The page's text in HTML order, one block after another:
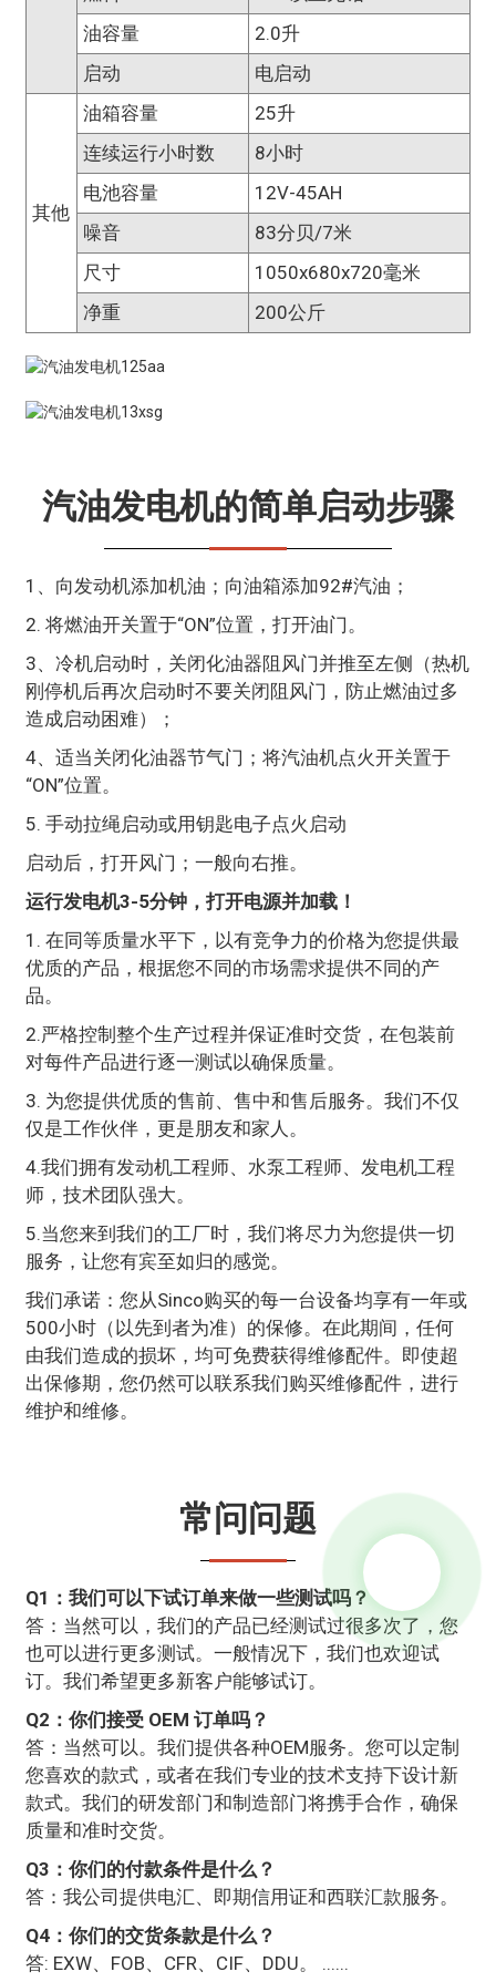
油容量
2.0升
启动
电启动
其他
油箱容量
25升
连续运行小时数
8小时
电池容量
12V-45AH
噪音
83分贝/7米
尺寸
1050x680x720毫米
净重
200公斤
汽油发电机的简单启动步骤
1、向发动机添加机油；向油箱添加92#汽油；
2. 将燃油开关置于“ON”位置，打开油门。
3、冷机启动时，关闭化油器阻风门并推至左侧（热机
刚停机后再次启动时不要关闭阻风门，防止燃油过多
造成启动困难）；
4、适当关闭化油器节气门；将汽油机点火开关置于
“ON”位置。
5. 手动拉绳启动或用钥匙电子点火启动
启动后，打开风门；一般向右推。
运行发电机3-5分钟，打开电源并加载！
1. 在同等质量水平下，以有竞争力的价格为您提供最
优质的产品，根据您不同的市场需求提供不同的产
品。
2.严格控制整个生产过程并保证准时交货，在包装前
对每件产品进行逐一测试以确保质量。
3. 为您提供优质的售前、售中和售后服务。我们不仅
仅是工作伙伴，更是朋友和家人。
4.我们拥有发动机工程师、水泵工程师、发电机工程
师，技术团队强大。
5.当您来到我们的工厂时，我们将尽力为您提供一切
服务，让您有宾至如归的感觉。
我们承诺：您从Sinco购买的每一台设备均享有一年或
500小时（以先到者为准）的保修。在此期间，任何
由我们造成的损坏，均可免费获得维修配件。即使超
出保修期，您仍然可以联系我们购买维修配件，进行
维护和维修。
常问问题
Q1：我们可以下试订单来做一些测试吗？
答：当然可以，我们的产品已经测试过很多次了，您
也可以进行更多测试。一般情况下，我们也欢迎试
订。我们希望更多新客户能够试订。
Q2：你们接受 OEM 订单吗？
答：当然可以。我们提供各种OEM服务。您可以定制
您喜欢的款式，或者在我们专业的技术支持下设计新
款式。我们的研发部门和制造部门将携手合作，确保
质量和准时交货。
Q3：你们的付款条件是什么？
答：我公司提供电汇、即期信用证和西联汇款服务。
Q4：你们的交货条款是什么？
答: EXW、FOB、CFR、CIF、DDU。 ......